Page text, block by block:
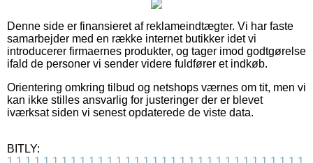
Denne side er finansieret af reklameindtægter. Vi har faste
samarbejder med en række internet butikker idet vi
introducerer firmaernes produkter, og tager imod godtgørelse
ifald de personer vi sender videre fuldfører et indkøb.
Orientering omkring tilbud og netshops værnes om tit, men vi
kan ikke stilles ansvarlig for justeringer der er blevet
iværksat siden vi senest opdaterede de viste data.
BITLY: